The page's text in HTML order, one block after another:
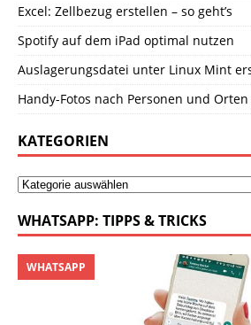
Excel: Zellbezug erstellen – so geht’s
Spotify auf dem iPad optimal nutzen
Auslagerungsdatei unter Linux Mint
Handy-Fotos nach Personen und
KATEGORIEN
WHATSAPP: TIPPS & TRICKS
WHATSAPP